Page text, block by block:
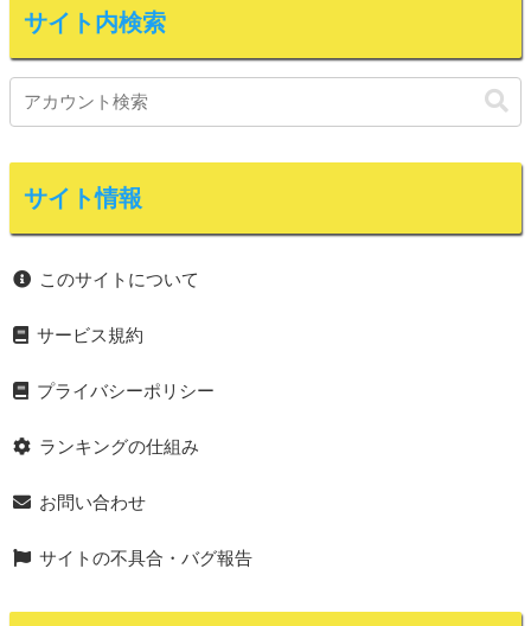
サイト内検索
サイト情報
このサイトについて
サービス規約
プライバシーポリシー
ランキングの仕組み
お問い合わせ
サイトの不具合・バグ報告